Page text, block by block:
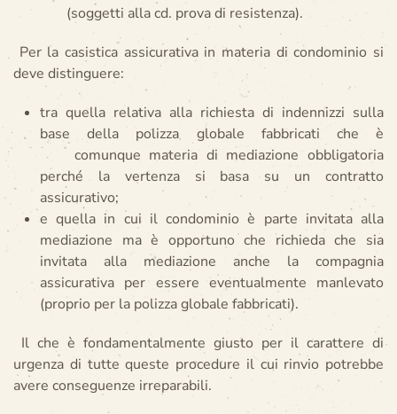
(soggetti alla cd. prova di resistenza).
Per la casistica assicurativa in materia di condominio si
deve distinguere:
tra quella relativa alla richiesta di indennizzi sulla
base della polizza globale fabbricati che è
comunque materia di mediazione obbligatoria
perché la vertenza si basa su un contratto
assicurativo;
e quella in cui il condominio è parte invitata alla
mediazione ma è opportuno che richieda che sia
invitata alla mediazione anche la compagnia
assicurativa per essere eventualmente manlevato
(proprio per la polizza globale fabbricati).
Il che è fondamentalmente giusto per il carattere di
urgenza di tutte queste procedure il cui rinvio potrebbe
avere conseguenze irreparabili.